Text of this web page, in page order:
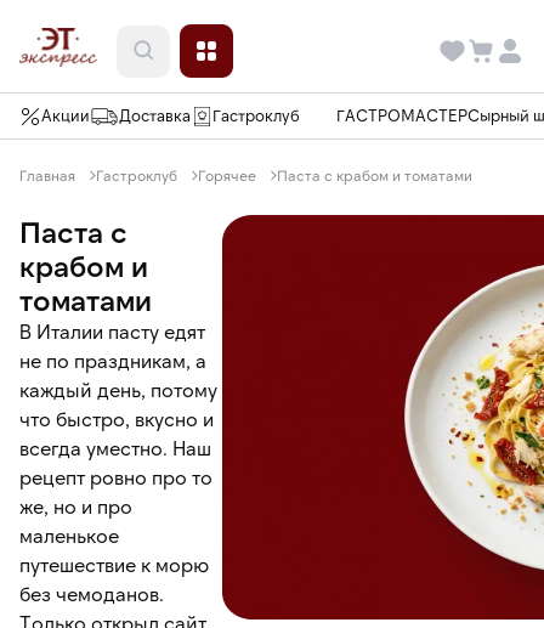
Акции Доставка Гастроклуб ГАСТРОМАСТЕРСырный
Главная Гастроклуб Горячее Паста с крабом и томатами
Паста с
крабом и
томатами
В Италии пасту едят
не по праздникам, а
каждый день, потому
что быстро, вкусно и
всегда уместно. Наш
рецепт ровно про то
же, но и про
маленькое
путешествие к морю
без чемоданов.
Только открыл сайт,